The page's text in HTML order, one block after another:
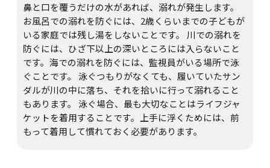
鼻と口を覆うだけの水があれば、溺れが発生します。
お風呂での溺れを防ぐには、2歳くらいまでの子どもが
いる家庭では残し湯をしないことです。 川での溺れを
防ぐには、ひざ下以上の深いところには入らないこと
です。海での溺れを防ぐには、監視員がいる場所で泳
ぐことです。 泳ぐつもりがなくても、履いていたサン
ダルが川の中に落ち、それを拾いに行って溺れること
もあります。 泳ぐ場合、最も大切なことはライフジャ
ケットを着用することです。上手に浮くためには、前
もって着用して慣れておく必要があります。